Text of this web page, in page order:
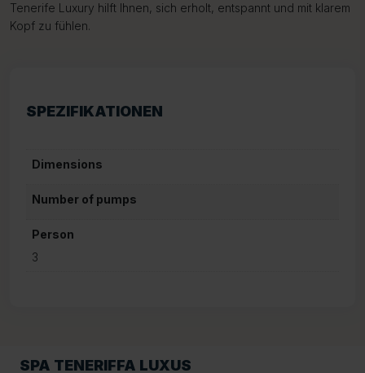
Tenerife Luxury hilft Ihnen, sich erholt, entspannt und mit klarem
Kopf zu fühlen.
SPEZIFIKATIONEN
Dimensions
Number of pumps
Person
3
SPA TENERIFFA LUXUS